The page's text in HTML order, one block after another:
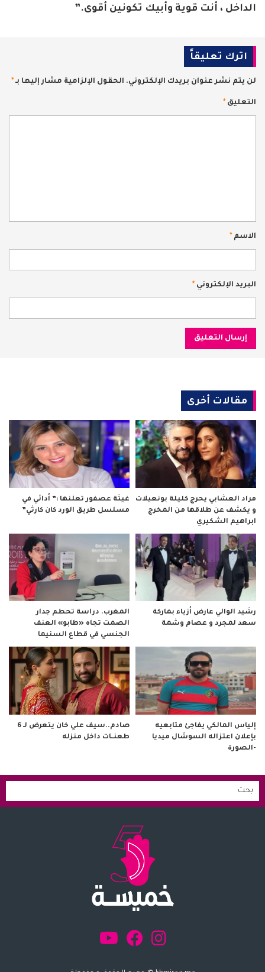
الداخل ، أنت قوية وأبيك تكونين أقوى.”
اترك تعليقاً
لن يتم نشر عنوان بريدك الإلكتروني. الحقول الإلزامية مشار إليها بـ *
التعليق *
الاسم *
البريد الإلكتروني *
مقالات أخرى
مراد العشابي يحرج كليلة بونعيلات
و يكشف عن طلاقها من المخرج
ابراهيم الشكيري
غيثة عصفور تعلنها :” أدائي في
مسلسل طريق الورد كان كارثي”
رشيد الوالي عارض أزياء بماركة
سعد لمجرد و عصام وشمة
المغرب. دراسة تحطم جدار
الصمت تجاه «طابو» العنف
الجنسي في قطاع السنيما
إلياس المالكي يفاجئ متابعيه
بإعلان اعتزاله السوشال ميديا
-الصورة
صادم..سيف علي خان يتعرض لـ 6
طعنــات داخل منزله